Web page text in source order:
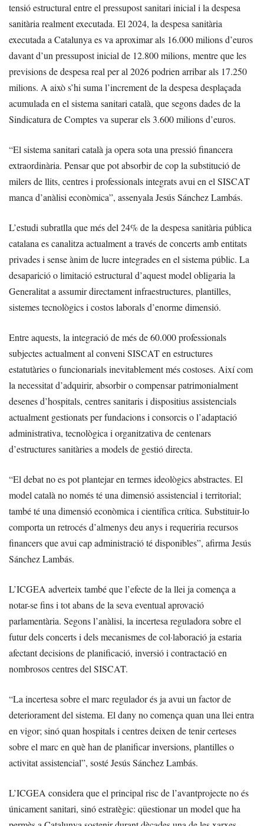
tensió estructural entre el pressupost sanitari inicial i la despesa
sanitària realment executada. El 2024, la despesa sanitària
executada a Catalunya es va aproximar als 16.000 milions d’euros
davant d’un pressupost inicial de 12.800 milions, mentre que les
previsions de despesa real per al 2026 podrien arribar als 17.250
milions. A això s’hi suma l’increment de la despesa desplaçada
acumulada en el sistema sanitari català, que segons dades de la
Sindicatura de Comptes va superar els 3.600 milions d’euros.
“El sistema sanitari català ja opera sota una pressió financera
extraordinària. Pensar que pot absorbir de cop la substitució de
milers de llits, centres i professionals integrats avui en el SISCAT
manca d’anàlisi econòmica”, assenyala Jesús Sánchez Lambás.
L’estudi subratlla que més del 24% de la despesa sanitària pública
catalana es canalitza actualment a través de concerts amb entitats
privades i sense ànim de lucre integrades en el sistema públic. La
desaparició o limitació estructural d’aquest model obligaria la
Generalitat a assumir directament infraestructures, plantilles,
sistemes tecnològics i costos laborals d’enorme dimensió.
Entre aquests, la integració de més de 60.000 professionals
subjectes actualment al conveni SISCAT en estructures
estatutàries o funcionarials inevitablement més costoses. Així com
la necessitat d’adquirir, absorbir o compensar patrimonialment
desenes d’hospitals, centres sanitaris i dispositius assistencials
actualment gestionats per fundacions i consorcis o l’adaptació
administrativa, tecnològica i organitzativa de centenars
d’estructures sanitàries a models de gestió directa.
“El debat no es pot plantejar en termes ideològics abstractes. El
model català no només té una dimensió assistencial i territorial;
també té una dimensió econòmica i científica crítica. Substituir-lo
comporta un retrocés d’almenys deu anys i requeriria recursos
financers que avui cap administració té disponibles”, afirma Jesús
Sánchez Lambás.
L’ICGEA adverteix també que l’efecte de la llei ja comença a
notar-se fins i tot abans de la seva eventual aprovació
parlamentària. Segons l’anàlisi, la incertesa reguladora sobre el
futur dels concerts i dels mecanismes de col·laboració ja estaria
afectant decisions de planificació, inversió i contractació en
nombrosos centres del SISCAT.
“La incertesa sobre el marc regulador és ja avui un factor de
deteriorament del sistema. El dany no comença quan una llei entra
en vigor; sinó quan hospitals i centres deixen de tenir certeses
sobre el marc en què han de planificar inversions, plantilles o
activitat assistencial”, sosté Jesús Sánchez Lambás.
L’ICGEA considera que el principal risc de l’avantprojecte no és
únicament sanitari, sinó estratègic: qüestionar un model que ha